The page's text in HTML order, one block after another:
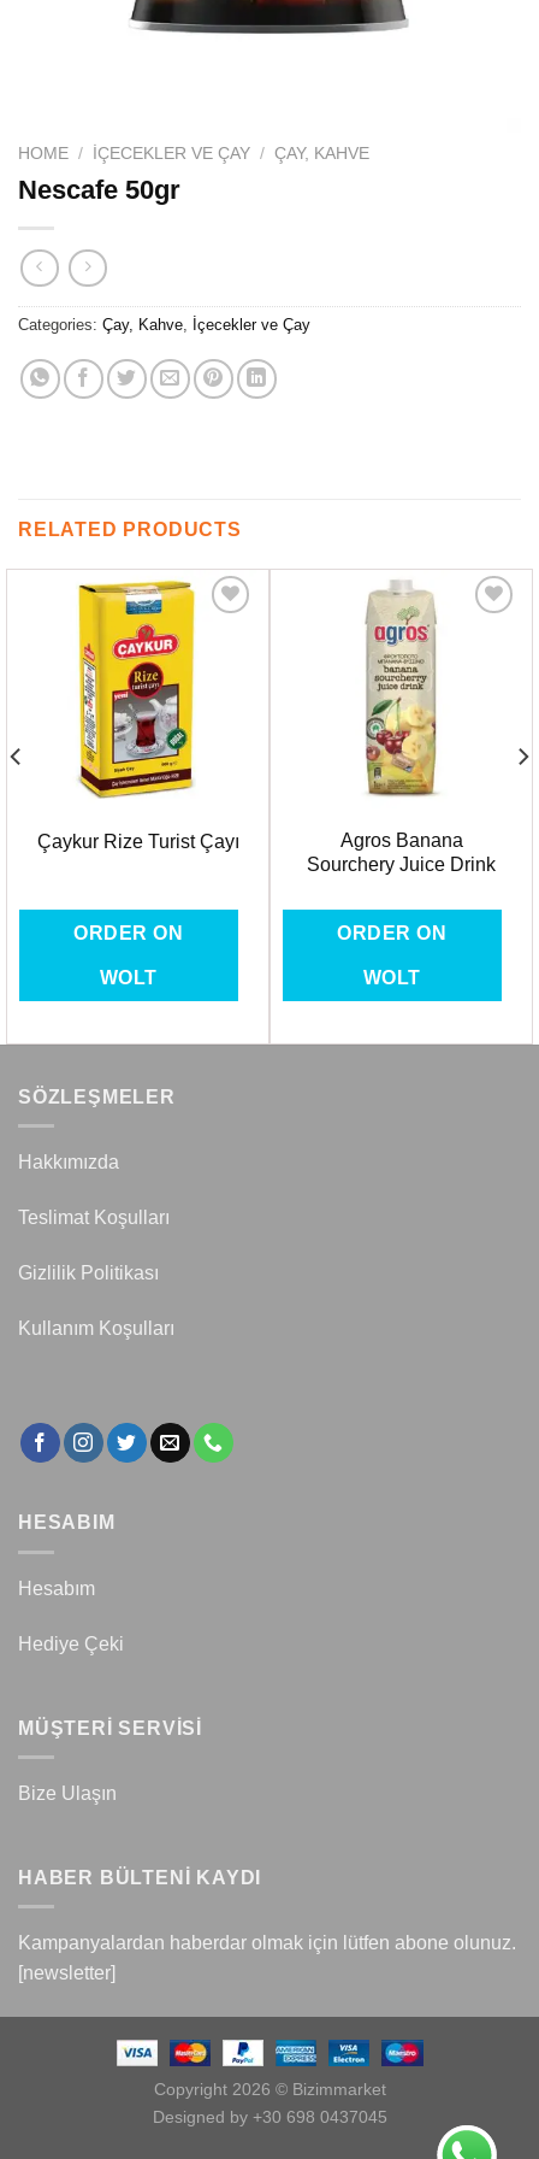
HOME / İÇECEKLER VE ÇAY / ÇAY, KAHVE
Nescafe 50gr
Categories: Çay, Kahve, İçecekler ve Çay
RELATED PRODUCTS
Favorilere
Çaykur Rize Turist Çayı
ORDER ON
WOLT
Agros Banana
Sourchery Juice Drink
ORDER ON
WOLT
SÖZLEŞMELER
Hakkımızda
Teslimat Koşulları
Gizlilik Politikası
Kullanım Koşulları
HESABIM
Hesabım
Hediye Çeki
MÜŞTERİ SERVİSİ
Bize Ulaşın
HABER BÜLTENİ KAYDI
Kampanyalardan haberdar olmak için lütfen abone olunuz.
[newsletter]
Copyright 2026 © Bizimmarket
Designed by +30 698 0437045